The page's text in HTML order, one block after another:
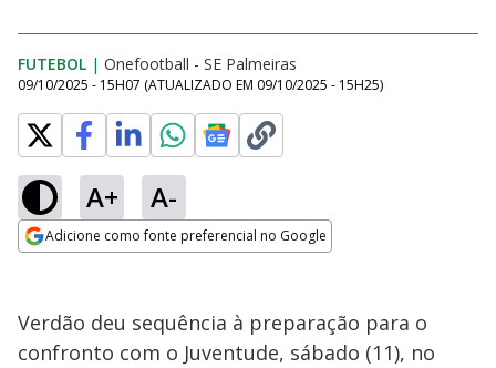
FUTEBOL | Onefootball - SE Palmeiras
09/10/2025 - 15H07 (ATUALIZADO EM 09/10/2025 - 15H25)
A+ A-
Adicione como fonte preferencial no Google
Verdão deu sequência à preparação para o
confronto com o Juventude, sábado (11), no